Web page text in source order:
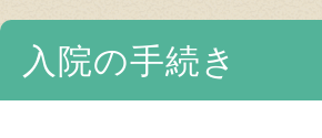
入院の手続き